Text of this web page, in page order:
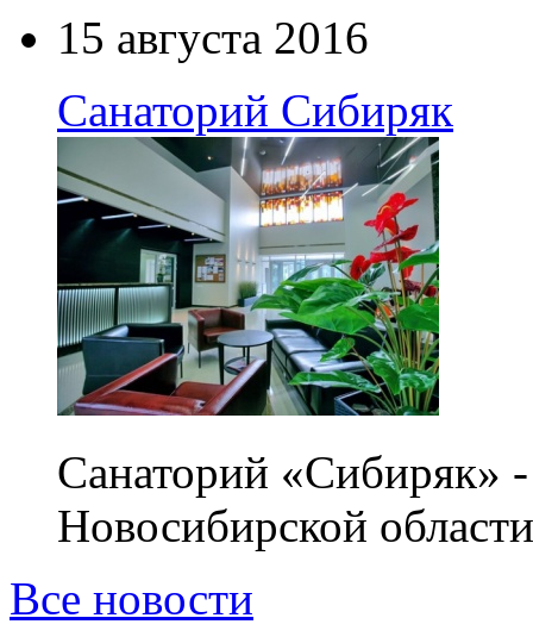
15 августа 2016
Санаторий Сибиряк
Санаторий «Сибиряк»
Новосибирской
Все новости